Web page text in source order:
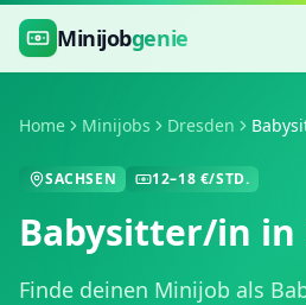
Zum Hauptinhalt springen
Minijobgenie
Home Minijobs Dresden
SACHSEN 12–18 €/STD.
Babysitter/in in
Finde deinen Minijob als